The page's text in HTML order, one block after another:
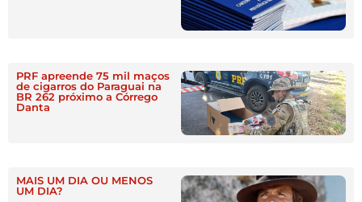
PRF apreende 75 mil maços
de cigarros do Paraguai na
BR 262 próximo a Córrego
Danta
MAIS UM DIA OU MENOS
UM DIA?